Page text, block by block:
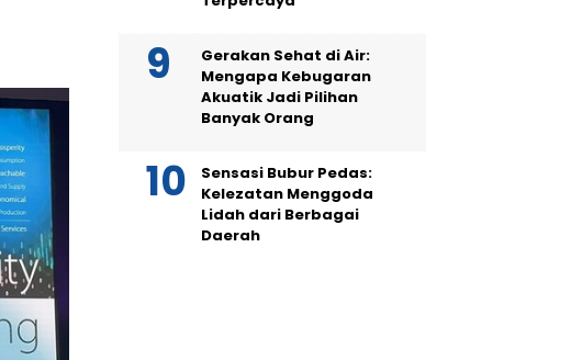
Gerakan Sehat di Air:
Mengapa Kebugaran
Akuatik Jadi Pilihan
Banyak Orang
Sensasi Bubur Pedas:
Kelezatan Menggoda
Lidah dari Berbagai
Daerah